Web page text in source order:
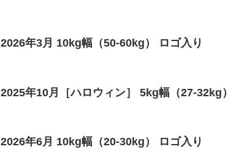
2026年3月 10kg幅（50-60kg） ロゴ入り
2025年10月［ハロウィン］ 5kg幅（27-32kg）
2026年6月 10kg幅（20-30kg） ロゴ入り